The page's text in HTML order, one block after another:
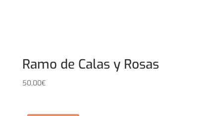
Ramo de Calas y Rosas
50,00€